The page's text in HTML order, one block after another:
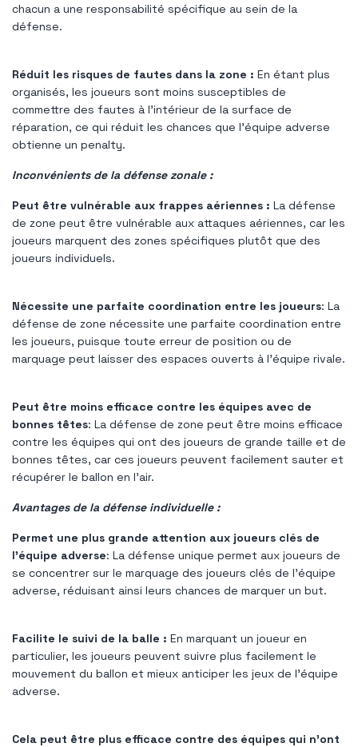
chacun a une responsabilité spécifique au sein de la
défense.
Réduit les risques de fautes dans la zone : En étant plus
organisés, les joueurs sont moins susceptibles de
commettre des fautes à l'intérieur de la surface de
réparation, ce qui réduit les chances que l'équipe adverse
obtienne un penalty.
Inconvénients de la défense zonale :
Peut être vulnérable aux frappes aériennes : La défense
de zone peut être vulnérable aux attaques aériennes, car les
joueurs marquent des zones spécifiques plutôt que des
joueurs individuels.
Nécessite une parfaite coordination entre les joueurs: La
défense de zone nécessite une parfaite coordination entre
les joueurs, puisque toute erreur de position ou de
marquage peut laisser des espaces ouverts à l'équipe rivale.
Peut être moins efficace contre les équipes avec de
bonnes têtes: La défense de zone peut être moins efficace
contre les équipes qui ont des joueurs de grande taille et de
bonnes têtes, car ces joueurs peuvent facilement sauter et
récupérer le ballon en l'air.
Avantages de la défense individuelle :
Permet une plus grande attention aux joueurs clés de
l'équipe adverse: La défense unique permet aux joueurs de
se concentrer sur le marquage des joueurs clés de l'équipe
adverse, réduisant ainsi leurs chances de marquer un but.
Facilite le suivi de la balle : En marquant un joueur en
particulier, les joueurs peuvent suivre plus facilement le
mouvement du ballon et mieux anticiper les jeux de l'équipe
adverse.
Cela peut être plus efficace contre des équipes qui n’ont